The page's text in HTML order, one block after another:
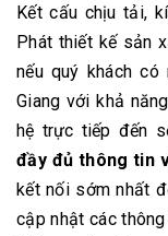
Kết cấu chịu tải,
Phát thiết kế sản
nếu quý khách
Giang với khả
hệ trực tiếp đến
đầy đủ thông tin
kết nối sớm nhất
cập nhật các